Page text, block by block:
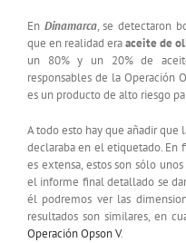
En Dinamarca, se detectaron
que en realidad eraaceite de
un 80% y un 20% de
responsables de la Operación
es un producto de alto riesgo
A todo esto hay que añadir que
declaraba en el etiquetado. En
es extensa, estos son sólo
el informe final detallado se
él podremos ver las
resultados son similares, en
Operación Opson V.